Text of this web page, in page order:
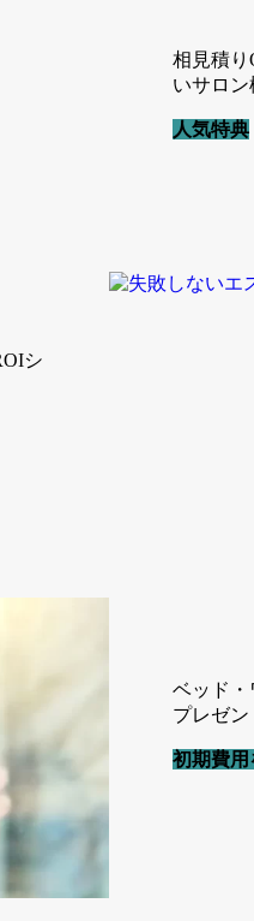
相見積り
いサロン
人気特典
シ
ベッド・
プレゼン
初期費用